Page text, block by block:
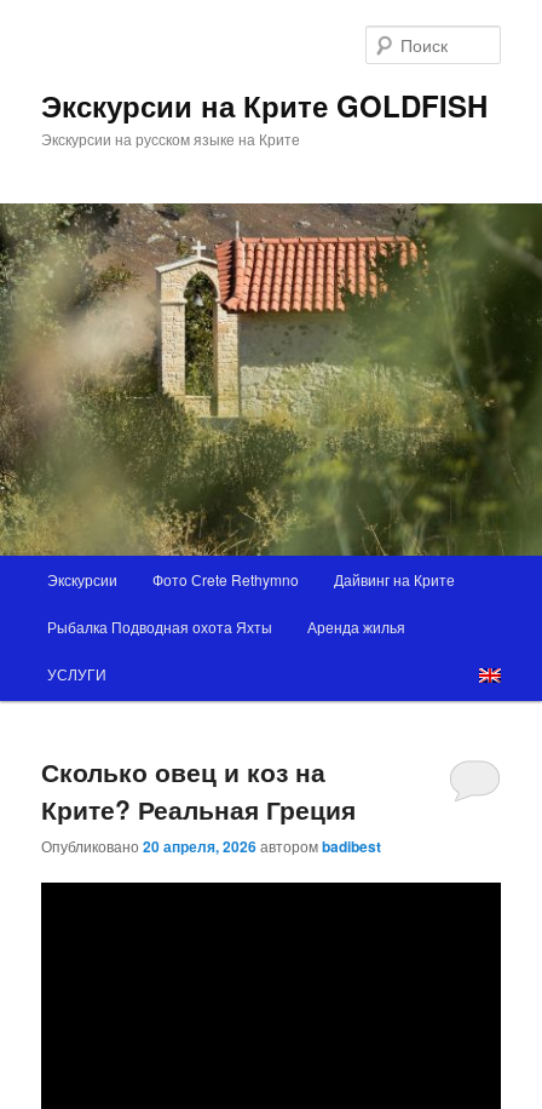
Экскурсии на Крите GOLDFISH
Экскурсии на русском языке на Крите
Экскурсии Фотo Сrete Rethymno Дайвинг на Крите
Рыбалка Подводная охота Яхты Аренда жилья
УСЛУГИ
Сколько овец и коз на
Крите? Реальная Греция
Опубликовано20 апреля, 2026авторомbadibest